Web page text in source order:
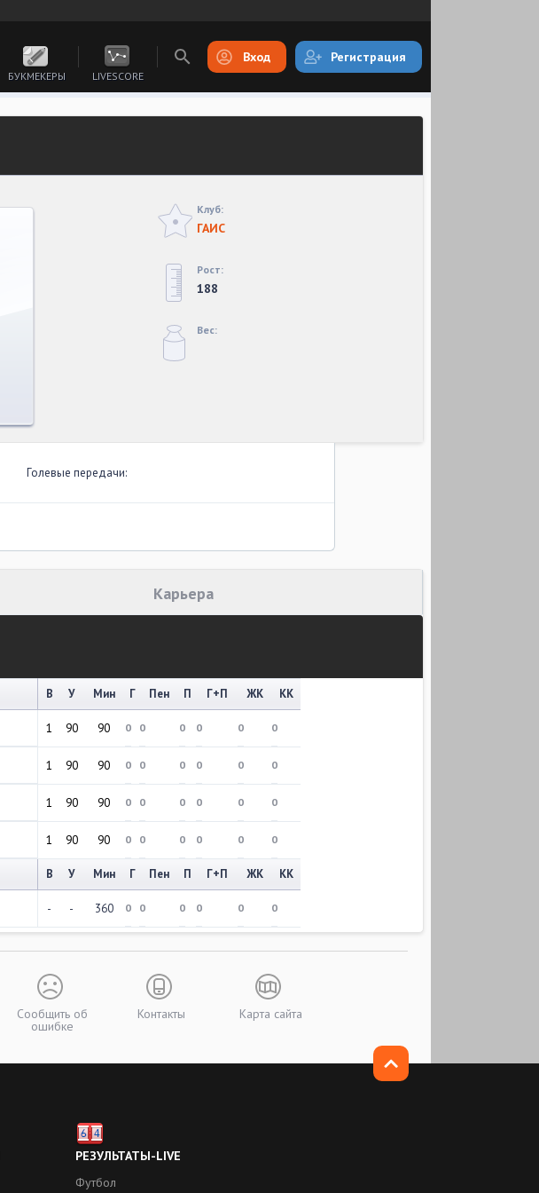
БУКМЕКЕРЫ LIVESCORE
Вход Регистрация
Клуб:
ГАИС
Рост:
188
Вес:
Голевые передачи:
Карьера
В У Мин Г Пен П Г+П ЖК КК
1 90 90 0 0 0 0 0
0
1 90 90 0 0 0 0 0
0
1 90 90 0 0 0 0 0
0
1 90 90 0 0 0 0 0 0
В У Мин Г Пен П Г+П ЖК КК
- - 360 0 0 0 0 0 0
Сообщить об
ошибке
Контакты Карта сайта
РЕЗУЛЬТАТЫ-LIVE
Футбол